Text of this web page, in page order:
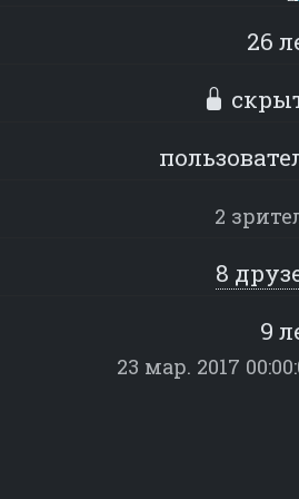
26
2
8
9
23 мар. 2017